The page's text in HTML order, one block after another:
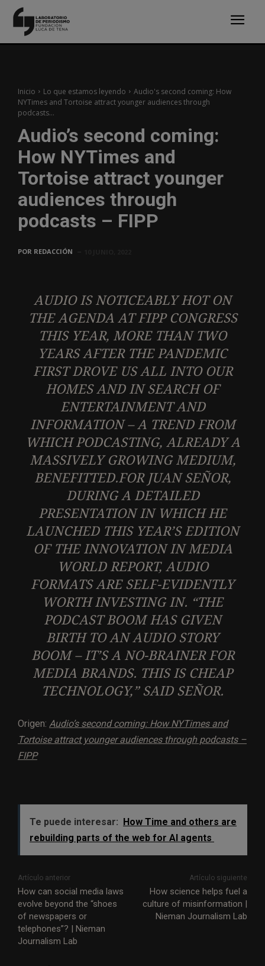
Inicio Lo que estamos leyendo
Audio's second coming: How
NYTimes and Tortoise attract younger audiences through
podcasts...
Audio’s second coming:
How NYTimes and
Tortoise attract younger
audiences through
podcasts – FIPP
POR REDACCIÓN
AUDIO IS NOTICEABLY HOT ON
THE AGENDA AT FIPP CONGRESS
THIS YEAR, MORE THAN TWO
YEARS AFTER THE PANDEMIC
FIRST DROVE US ALL INTO OUR
HOMES AND IN SEARCH OF
ENTERTAINMENT AND
INFORMATION – A TREND FROM
WHICH PODCASTING, ALREADY A
MASSIVELY GROWING MEDIUM,
BENEFITTED.FOR JUAN SEÑOR,
DURING A DETAILED
PRESENTATION IN WHICH HE
LAUNCHED THIS YEAR’S EDITION
OF THE INNOVATION IN MEDIA
WORLD REPORT, AUDIO
FORMATS ARE SELF-EVIDENTLY
WORTH INVESTING IN. “THE
PODCAST BOOM HAS GIVEN
BIRTH TO AN AUDIO STORY
BOOM – IT’S A NO-BRAINER FOR
MEDIA BRANDS. THIS IS CHEAP
TECHNOLOGY,” SAID SEÑOR.
Origen: Audio’s second coming: How NYTimes and
Tortoise attract younger audiences through podcasts –
FIPP
Te puede interesar: How Time and others are
rebuilding parts of the web for AI agents
Artículo anterior
How can social media laws
evolve beyond the “shoes
of newspapers or
telephones”? | Nieman
Journalism Lab
Artículo siguiente
How science helps fuel a
culture of misinformation |
Nieman Journalism Lab